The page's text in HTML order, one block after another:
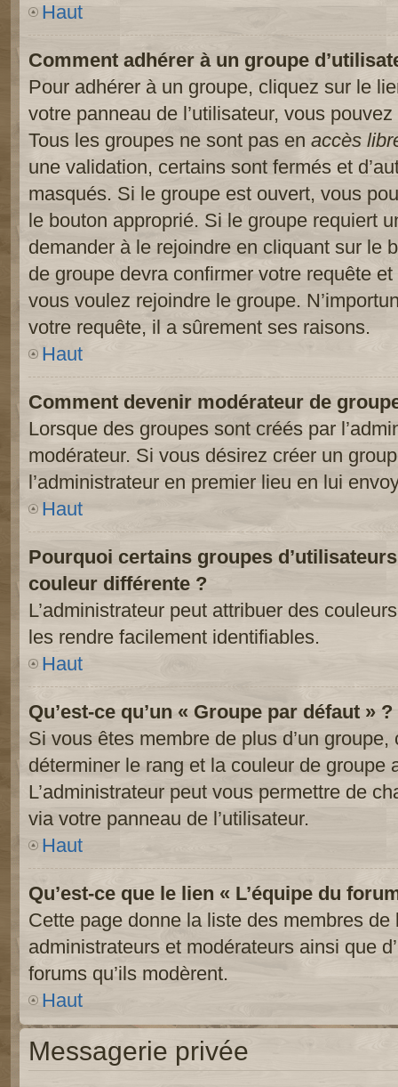
Haut
Comment adhérer à un groupe
Pour adhérer à un groupe, cliquez sur le
votre panneau de l’utilisateur, vous
Tous les groupes ne sont pas en accès
une validation, certains sont fermés et
masqués. Si le groupe est ouvert, vous
le bouton approprié. Si le groupe requiert
demander à le rejoindre en cliquant sur le
de groupe devra confirmer votre requête
vous voulez rejoindre le groupe.
votre requête, il a sûrement ses raisons.
Haut
Comment devenir modérateur de
Lorsque des groupes sont créés par
modérateur. Si vous désirez créer un
l’administrateur en premier lieu en lui
Haut
Pourquoi certains groupes
couleur différente ?
L’administrateur peut attribuer des
les rendre facilement identifiables.
Haut
Qu’est-ce qu’un « Groupe par défaut » ?
Si vous êtes membre de plus d’un
déterminer le rang et la couleur de groupe
L’administrateur peut vous permettre de
via votre panneau de l’utilisateur.
Haut
Qu’est-ce que le lien « L’équipe du
Cette page donne la liste des membres de
administrateurs et modérateurs ainsi que
forums qu’ils modèrent.
Haut
Messagerie privée